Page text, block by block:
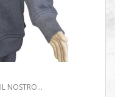
NOSTRO...